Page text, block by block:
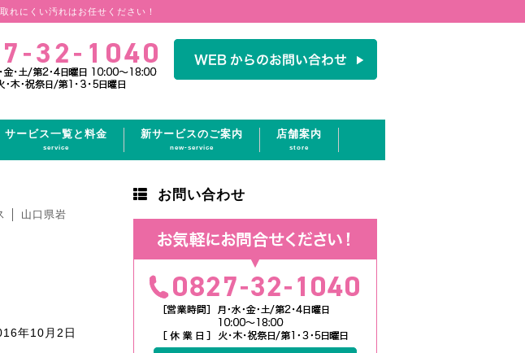
れにくい汚れはお任せください！
サービス一覧と料金
service
新サービスのご案内
new-service
店舗案内
store
│ 山口県岩
年10月2日
お問い合わせ